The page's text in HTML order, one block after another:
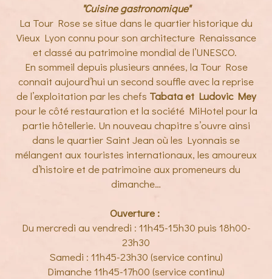
"Cuisine gastronomique"
La Tour Rose se situe dans le quartier historique du
Vieux Lyon connu pour son architecture Renaissance
et classé au patrimoine mondial de l’UNESCO.
En sommeil depuis plusieurs années, la Tour Rose
connait aujourd’hui un second souffle avec la reprise
de l’exploitation par les chefs Tabata et Ludovic Mey
pour le côté restauration et la société MiHotel pour la
partie hôtellerie. Un nouveau chapitre s’ouvre ainsi
dans le quartier Saint Jean où les Lyonnais se
mélangent aux touristes internationaux, les amoureux
d’histoire et de patrimoine aux promeneurs du
dimanche…
Ouverture :
Du mercredi au vendredi : 11h45-15h30 puis 18h00-
23h30
Samedi : 11h45-23h30 (service continu)
Dimanche 11h45-17h00 (service continu)